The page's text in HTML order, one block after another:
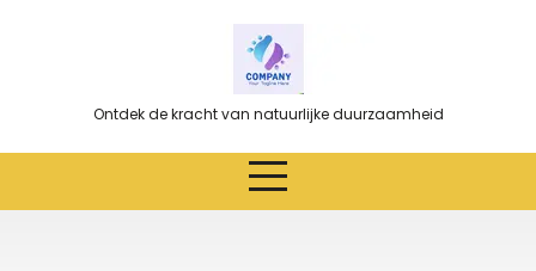
Ontdek de kracht van natuurlijke duurzaamheid